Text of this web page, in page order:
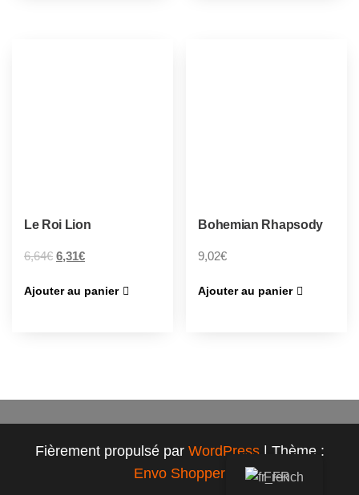
Le Roi Lion
6,64€ 6,31€
Ajouter au panier
Bohemian Rhapsody
9,02€
Ajouter au panier
Fièrement propulsé par WordPress | Thème :
Envo Shopper
French